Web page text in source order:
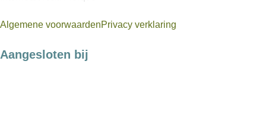
Algemene voorwaardenPrivacy verklaring
Aangesloten bij